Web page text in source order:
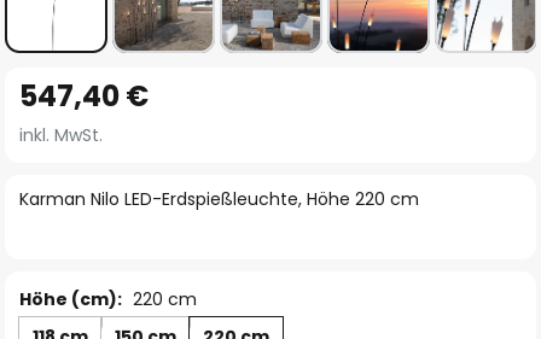
Anfang
der
springen
Karman Nilo LED-Erdspießleuchte, Höhe 220 cm
547,40 €
inkl. MwSt.
Höhe (cm): 220 cm